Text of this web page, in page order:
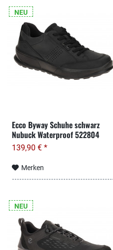
NEU
Ecco Byway Schuhe schwarz
Nubuck Waterproof 522804
139,90 € *
Merken
NEU